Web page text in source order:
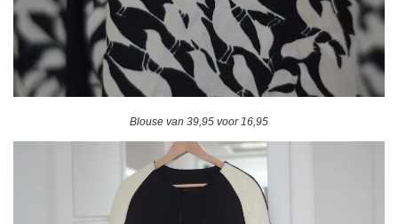
Blouse van 39,95 voor 16,95